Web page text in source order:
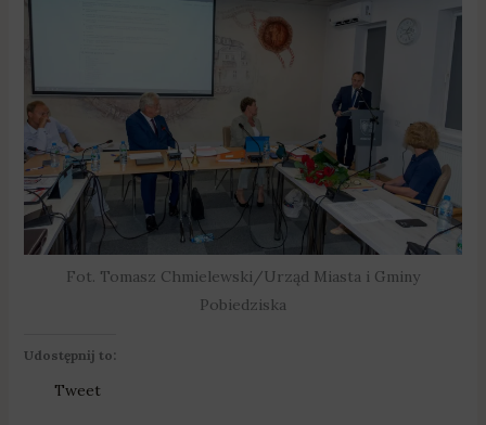
Fot. Tomasz Chmielewski/Urząd Miasta i Gminy
Pobiedziska
Udostępnij to:
Tweet